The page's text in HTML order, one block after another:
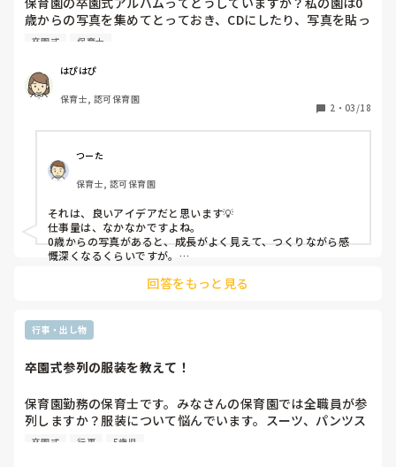
歳からの写真を集めてとっておき、CDにしたり、写真を貼っ
てアルバムを作ったりと、とても仕事量が多いです。保護者
卒園式 保育士
はぴはぴ
保育士, 認可保育園
2 ・ 03/18
つーた
保育士, 認可保育園
それは、良いアイデアだと思います💡
仕事量は、なかなかですよね。
0歳からの写真があると、成長がよく見えて、つくりながら感
慨深くなるくらいですが。
個々につくっていたこともありましたが、最近だと、夢フォト
るので、割とやりやすかったように感じています。
子どもたちがそれぞれ同じくらい写真があるようにするから、
アルバムは、その時の担任や園のオリジナリティがあっていい
ですよね♪
回答をもっと見る
行事・出し物
卒園式参列の服装を教えて！
保育園勤務の保育士です。みなさんの保育園では全職員が参
列しますか？服装について悩んでいます。スーツ、パンツス
タイルで考えているのですが、良いメーカー、ブランドなど
卒園式 行事 5歳児